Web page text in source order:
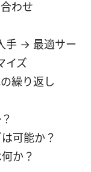
わせ
手 → 最適サー
イズ
繰り返し
可能か？
か？